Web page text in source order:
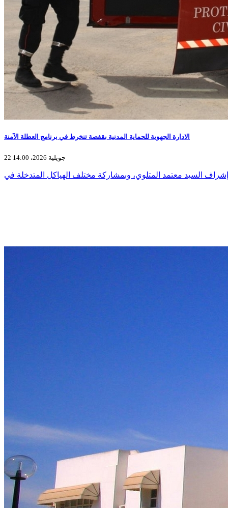
الادارة الجهوية للحماية المدنية بقفصة تنخرط في برنامج العطلة الآمنة
22 جويلية 2026، 14:00